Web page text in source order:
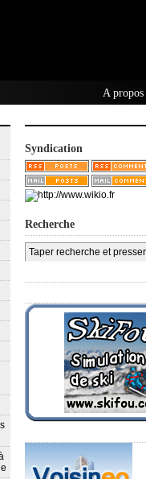
A propos
Syndication
Recherche